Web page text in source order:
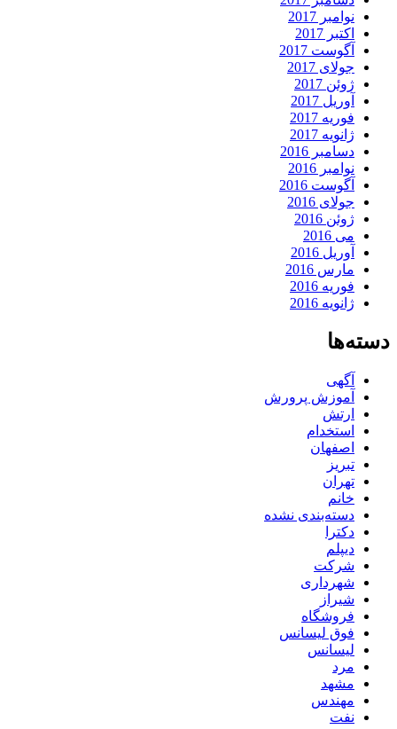
نوامبر 2017
اکتبر 2017
آگوست 2017
جولای 2017
ژوئن 2017
آوریل 2017
فوریه 2017
ژانویه 2017
دسامبر 2016
نوامبر 2016
آگوست 2016
جولای 2016
ژوئن 2016
می 2016
آوریل 2016
مارس 2016
فوریه 2016
ژانویه 2016
دسته‌ها
آگهی
آموزش پرورش
ارتش
استخدام
اصفهان
تبریز
تهران
خانم
دسته‌بندی نشده
دکترا
دیپلم
شرکت
شهرداری
شیراز
فروشگاه
فوق لیسانس
لیسانس
مرد
مشهد
مهندس
نفت